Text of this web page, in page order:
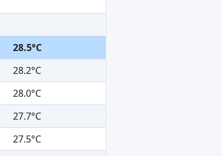
28.5°C
28.2°C
28.0°C
27.7°C
27.5°C